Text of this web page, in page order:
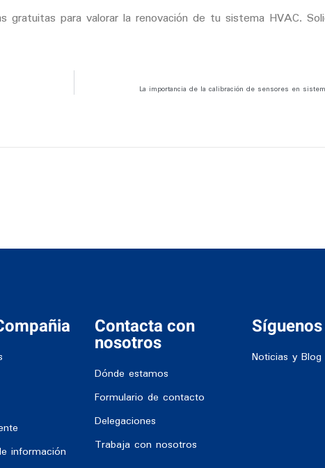
gratuitas para valorar la renovación de tu sistema HVAC.
La importancia de la calibración de sensores en
información
Contacta con
nosotros
Dónde estamos
Formulario de contacto
Delegaciones
Trabaja con nosotros
Síguenos
Noticias y Blog